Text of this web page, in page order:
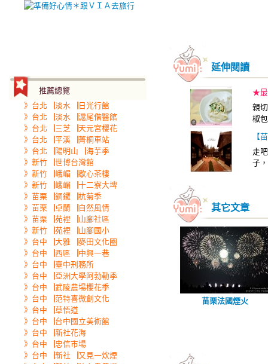
推薦總覽
》台北▕淡水▕日光行館
》台北▕淡水▕滬尾偕醫館
》台北▕三芝▕天元宮櫻花
》台北▕平溪▕菁桐車站
》台北▕陽明山▕海芋季
》新竹▕世博台灣館
》新竹▕峨嵋▕歇心茶樓
》新竹▕峨嵋▕十二寮大埤
》苗栗▕銅鑼▕杭菊季
》苗栗▕卓蘭▕自然風情
》苗栗▕苑裡▕山腳社區
》新竹▕苑裡▕山腳國小
》台中▕大雅▕麥田文化圈
》台中▕西區▕中興一巷
》台中▕臺中刑務所
》台中▕亞洲大學阿勃勒季
》台中▕武陵農場櫻花季
》台中▕范特喜微創文化
》台中▕草悟道
》台中▕台中國立美術館
》台中▕新社花海
》台中▕忠信市場
》台中▕新社▕又見一炊煙
延伸閱讀
★最
親
椒
【
走
子
其它文章
苗栗法國煙火